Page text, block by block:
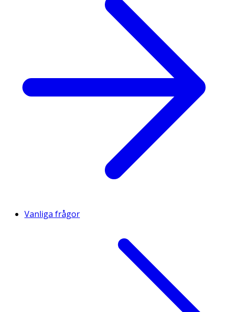
Vanliga frågor